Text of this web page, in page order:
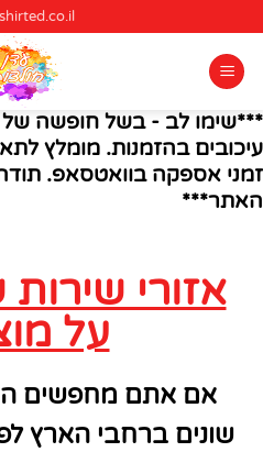
***שימו לב - בשל חופשה של
עיכובים בהזמנות. מומלץ
זמני אספקה בוואטסאפ.
האתר***
אזורי
על
אם אתם מחפשים
שונים ברחבי הארץ